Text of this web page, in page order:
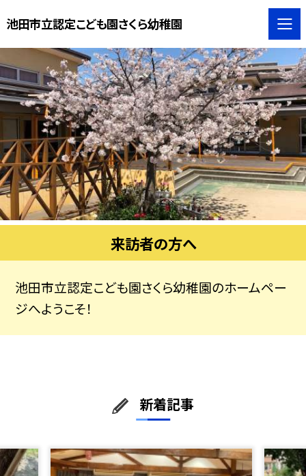
池田市立認定こども園さくら幼稚園
来訪者の方へ
池田市立認定こども園さくら幼稚園のホームペー
ジへようこそ！
新着記事